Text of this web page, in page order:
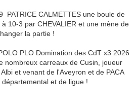
PATRICE CALMETTES une boule de
10-3 par CHEVALIER et une mène de
la partie !
PLO Domination des CdT x3 2026
nombreux carreaux de Cusin, joueur
et venant de l'Aveyron et de PACA
et de ligue !